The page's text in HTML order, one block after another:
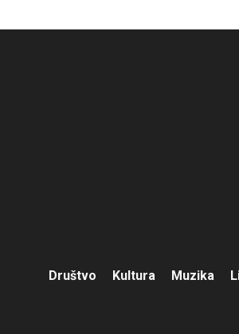
Društvo Kultura Muzika